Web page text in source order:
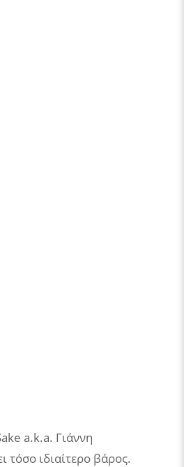
a.k.a. Γιάννη
τόσο ιδιαίτερο βάρος.